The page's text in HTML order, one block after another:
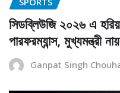
সিডব্লিউজি ২০২৬ এ
পারফরম্যান্স, মুখ্যমন্ত্রী
Ganpat Singh